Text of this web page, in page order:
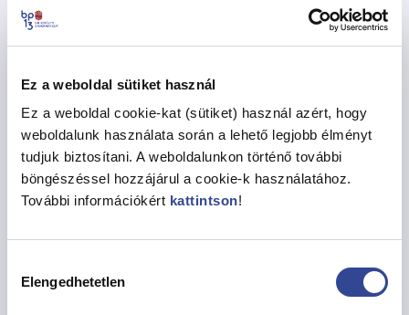
Ez a weboldal sütiket használ
Ez a weboldal cookie-kat (sütiket) használ azért, hogy
weboldalunk használata során a lehető legjobb élményt
tudjuk biztosítani. A weboldalunkon történő további
böngészéssel hozzájárul a cookie-k használatához.
További információkért kattintson!
kiválasztása
Elengedhetetlen
rövid szakmai önéletrajzot
kérelmező lakcímét és telefonszámát
a kérelemhez az előző díszoklevele(ke)t és az eredeti
oklevelet kell benyújtani, a munkaviszonyt már nem kell
igazolni.